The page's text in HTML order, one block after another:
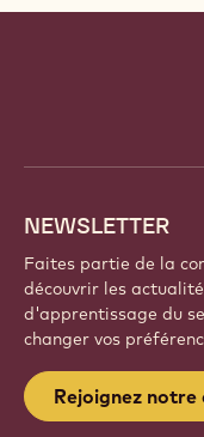
NEWSLETTER
Faites partie de la
découvrir les
d'apprentissage du
changer vos
Rejoignez